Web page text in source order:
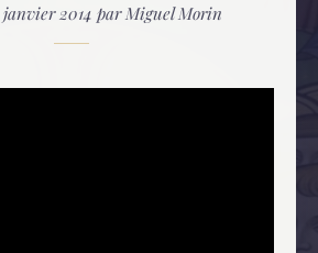
janvier 2014 par Miguel Morin